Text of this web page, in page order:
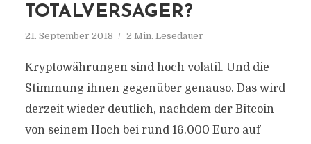
TOTALVERSAGER?
21. September 2018 2 Min. Lesedauer
Kryptowährungen sind hoch volatil. Und die
Stimmung ihnen gegenüber genauso. Das wird
derzeit wieder deutlich, nachdem der Bitcoin
von seinem Hoch bei rund 16.000 Euro auf